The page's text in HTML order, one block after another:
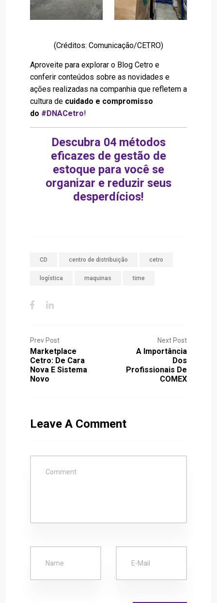
(Créditos: Comunicação/CETRO)
Aproveite para explorar o Blog Cetro e
conferir conteúdos sobre as novidades e
ações realizadas na companhia que refletem a
cultura de cuidado e compromisso
do #DNACetro!
Descubra 04 métodos
eficazes de gestão de
estoque para você se
organizar e reduzir seus
desperdícios!
CD centro de distribuição cetro
logística maquinas time
Prev Post
Marketplace
Cetro: De Cara
Nova E Sistema
Novo
Next Post
A Importância
Dos
Profissionais De
COMEX
Leave A Comment